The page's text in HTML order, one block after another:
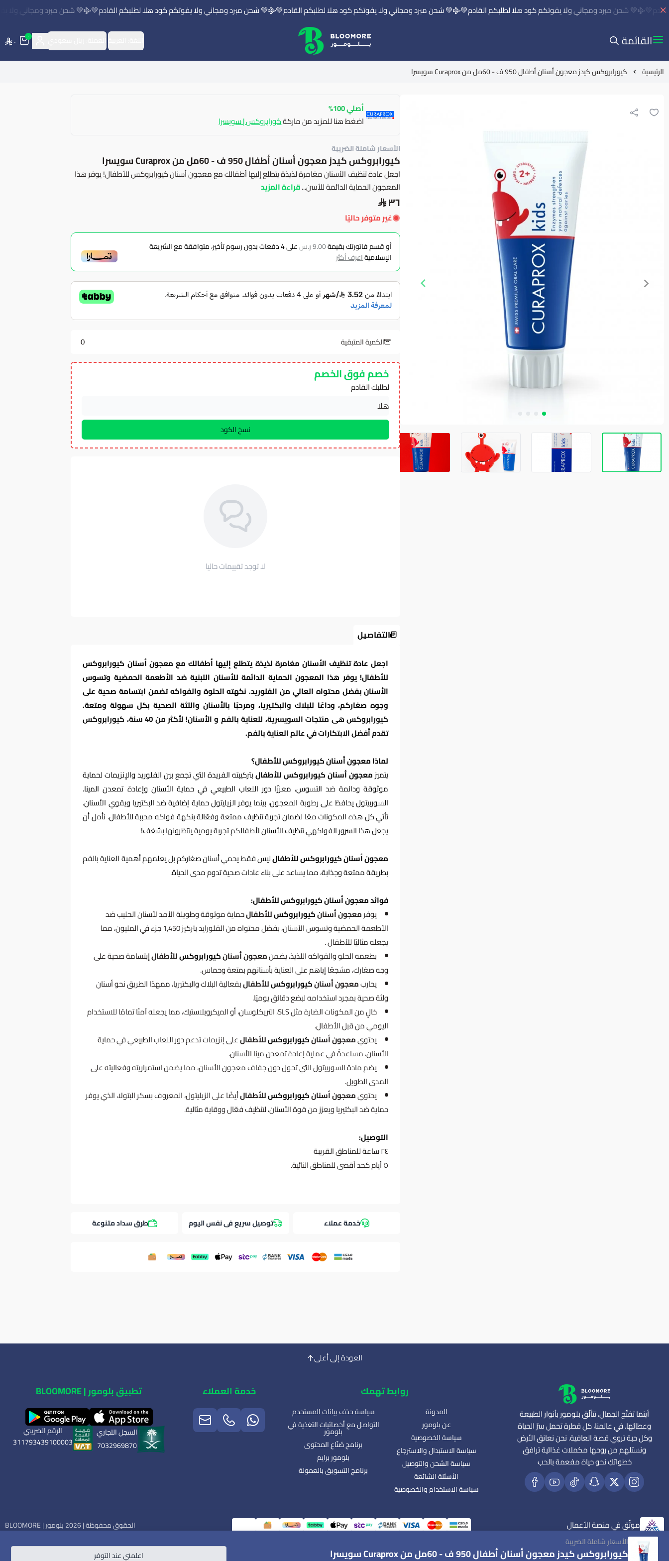
💚 شحن مبرد ومجاني ولا يفوتكم كود هلا لطلبكم القادم💚 💚 شحن مبرد ومجاني ولا يفوتكم كود هلا لطلبكم القادم💚 💚 شحن مبرد ومجاني ولا يفوتكم كود هلا لطلبكم القادم💚 💚 شحن مبرد ومجاني ولا
القائمة بلومور | BLOOMORE
٠ ٠
الرئيسية كيورابروكس كيدز معجون أسنان أطفال 950 ف - 60مل من Curaprox سويسرا
أصلي 100%
اضغط هنا للمزيد من ماركةكورابروكس | سويسرا
الأسعار شاملة الضريبة
كيورابروكس كيدز معجون أسنان أطفال 950 ف - 60مل من Curaprox سويسرا
اجعل عادة تنظيف الأسنان مغامرة لذيذة يتطلع إليها أطفالك مع معجون أسنان كيورابروكس للأطفال! يوفر هذا
المعجون الحماية الدائمة للأسن...قراءة المزيد
٣٦
غير متوفر حاليًا
أو قسم فاتورتك بقيمة9.00 ر.س على4دفعات بدون رسوم تأخير، متوافقة مع الشريعة
الإسلاميةاعرف أكثر
الكمية المتبقية 0
خصم فوق الخصم
لطلبك القادم
الأسعار شاملة الضريبة
كيورابروكس كيدز معجون أسنان أطفال 950 ف - 60مل من Curaprox سويسرا اعلمني عند التوفر
لا توجد تقييمات حاليا
التفاصيل
اجعل عادة تنظيف الأسنان مغامرة لذيذة يتطلع إليها أطفالك مع معجون أسنان كيورابروكس
للأطفال! يوفر هذا المعجون الحماية الدائمة للأسنان اللبنية ضد الأطعمة الحمضية وتسوس
الأسنان بفضل محتواه العالي من الفلوريد. نكهته الحلوة والفواكه تضمن ابتسامة صحية على
وجوه صغاركم، وداعًا للبلاك والبكتيريا، ومرحبًا بالأسنان واللثة الصحية بكل سهولة ومتعة.
كيورابروكس هى منتجات السويسرية، للعناية بالفم و الأسنان! لأكثر من 40 سنة، كيورابروكس
تقدم أفضل الابتكارات في عالم العناية بالفم.
لماذا معجون أسنان كيورابروكس للأطفال؟
يتميزمعجون أسنان كيورابروكس للأطفالبتركيبته الفريدة التي تجمع بين الفلوريد والإنزيمات لحماية
موثوقة ودائمة ضد التسوس، معززًا دور اللعاب الطبيعي في حماية الأسنان وإعادة تمعدن المينا.
السوربيتول يحافظ على رطوبة المعجون، بينما يوفر الزيليتول حماية إضافية ضد البكتيريا ويقوي الأسنان.
تأتي كل هذه المكونات معًا لضمان تجربة تنظيف ممتعة وفعّالة بنكهة فواكه محببة للأطفال. نأمل أن
يجعل هذا السرور الفواكهي تنظيف الأسنان لأطفالكم تجربة يومية ينتظرونها بشغف!
معجون أسنان كيورابروكس للأطفالليس فقط يحمي أسنان صغاركم بل يعلمهم أهمية العناية بالفم
بطريقة ممتعة وجذابة، مما يساعد على بناء عادات صحية تدوم مدى الحياة.
فوائد معجون أسنان كيورابروكس للأطفال:
يوفرمعجون أسنانكيورابروكسللأطفالحماية موثوقة وطويلة الأمد لأسنان الحليب ضد
الأطعمة الحمضية وتسوس الأسنان، بفضل محتواه من الفلورايد بتركيز 1,450 جزء في المليون، مما
يجعله مثاليًا للأطفال .
بطعمه الحلو والفواكه اللذيذ، يضمنمعجون أسنانكيورابروكسللأطفالإبتسامة صحية على
وجه صغارك، مشجعًا إياهم على العناية بأسنانهم بمتعة وحماس.
يحاربمعجون أسنانكيورابروكسللأطفالبفعالية البلاك والبكتيريا، ممهدًا الطريق نحو أسنان
ولثة صحية بمجرد استخدامه لبضع دقائق يوميًا.
خالٍ من المكونات الضارة مثل SLS، التريكلوسان، أو الميكروبلاستيك، مما يجعله آمنًا تمامًا للاستخدام
اليومي من قبل الأطفال.
يحتويمعجون أسنانكيورابروكسللأطفالعلى إنزيمات تدعم دور اللعاب الطبيعي في حماية
الأسنان، مساعدةً في عملية إعادة تمعدن مينا الأسنان.
يضم مادة السوربيتول التي تحول دون جفاف معجون الأسنان، مما يضمن استمراريته وفعاليته على
المدى الطويل.
يحتويمعجون أسنانكيورابروكسللأطفالأيضًا على الزيليتول، المعروف بسكر البتولا، الذي يوفر
حماية ضد البكتيريا ويعزز من قوة الأسنان، لتنظيف فعّال ووقاية مثالية.
التوصيل:
٢٤ ساعة للمناطق القريبة
٥ أيام كحد أقصى للمناطق النائية.
خدمة عملاء توصيل سريع فى نفس اليوم طرق سداد متنوعة
العودة إلى أعلى
أينما تفتّح الجمال، تتألّق بلومور بأنوار الطبيعة
وعطائها. في عالمنا، كل قطرة تحمل سرّ الحياة
وكل حبة تروي قصة العافية. نحن نعانق الأرض
ونستلهم من روحها مكملات غذائية ترافق
خطواتكِ نحو حياة مفعمة بالحب
روابط تهمك
المدونة
عن بلومور
سياسة الخصوصية
سياسة الاستبدال والاسترجاع
سياسة الشحن والتوصيل
الأسئلة الشائعة
سياسة الاستخدام والخصوصية
سياسة حذف بيانات المستخدم
التواصل مع أخصائيات التغذية في
بلومور
برنامج صُنّاع المحتوى
بلومور برايم
برنامج التسويق بالعمولة
خدمة العملاء تطبيق بلومور | BLOOMORE
السجل التجاري
7032969870
الرقم الضريبي
311793439100003
موثّق في منصة الأعمال الحقوق محفوظة | 2026 بلومور | BLOOMORE